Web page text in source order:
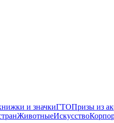
и значкиГТОПризы из
ЖивотныеИскусство